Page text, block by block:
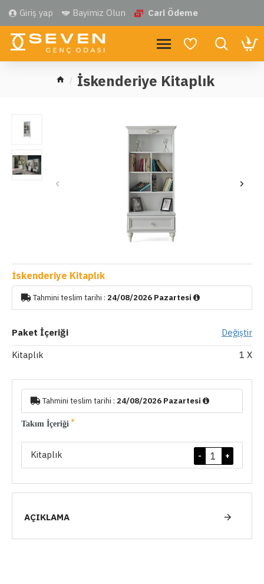
Giriş yap Bayimiz Olun Cari Ödeme
İskenderiye Kitaplık
İskenderiye Kitaplık
Tahmini teslim tarihi : 24/08/2026 Pazartesi
Paket İçeriği
Değiştir
Kitaplık
1 X
Tahmini teslim tarihi : 24/08/2026 Pazartesi
Takım İçeriği
Kitaplık +
-
AÇIKLAMA